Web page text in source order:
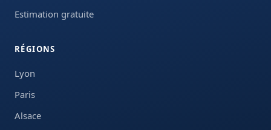
Estimation gratuite
RÉGIONS
Lyon
Paris
Alsace